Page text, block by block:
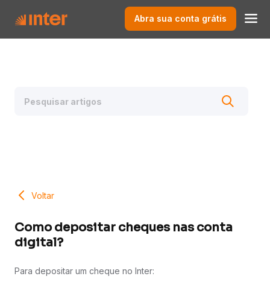
Abra sua conta grátis
Voltar
Como depositar cheques nas conta
digital?
Para depositar um cheque no Inter: